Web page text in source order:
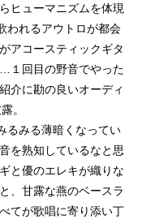
ヒューマニズムを体現
われるアウトロが都会
アコースティックギタ
１回目の野音でやった
介に勘の良いオーディ
。
るみる薄暗くなってい
を熟知しているなと思
と優のエレキが織りな
、甘露な燕のベースラ
てが歌唱に寄り添い丁